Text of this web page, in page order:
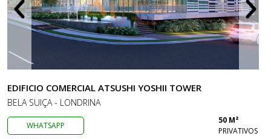
EDIFICIO COMERCIAL ATSUSHI YOSHII TOWER
BELA SUIÇA - LONDRINA
WHATSAPP
50 M²
PRIVATIVOS